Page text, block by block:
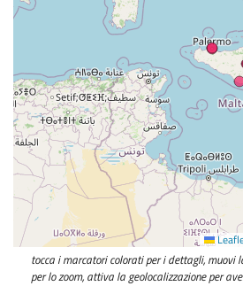
tocca i marcatori colorati per i dettagli, muovi
per lo zoom, attiva la geolocalizzazione per